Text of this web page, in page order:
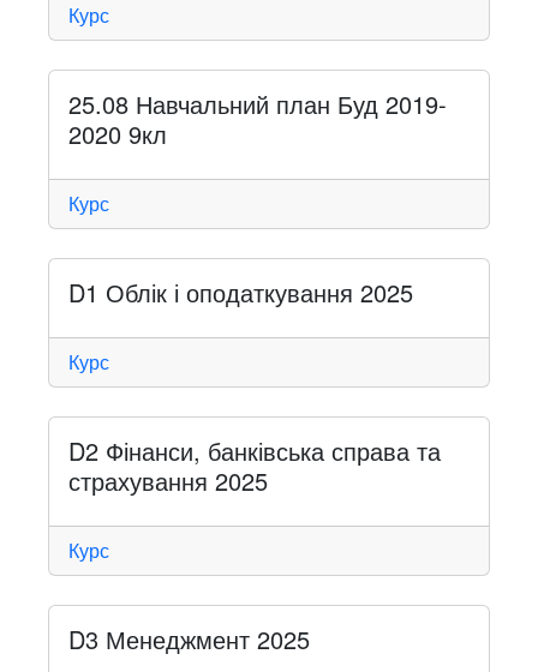
Курс
25.08 Навчальний план Буд 2019-
2020 9кл
Курс
D1 Облік і оподаткування 2025
Курс
D2 Фінанси, банківська справа та
страхування 2025
Курс
D3 Менеджмент 2025